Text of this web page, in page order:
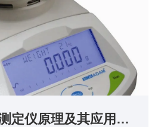
英国艾德姆水分测定仪原理及其应用领域